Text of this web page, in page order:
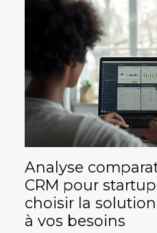
Analyse
CRM pour
choisir la
à vos besoins